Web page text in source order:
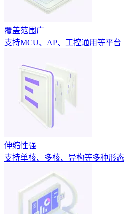
覆盖范围广
支持MCU、AP、工控通用等平台
伸缩性强
支持单核、多核、异构等多种形态